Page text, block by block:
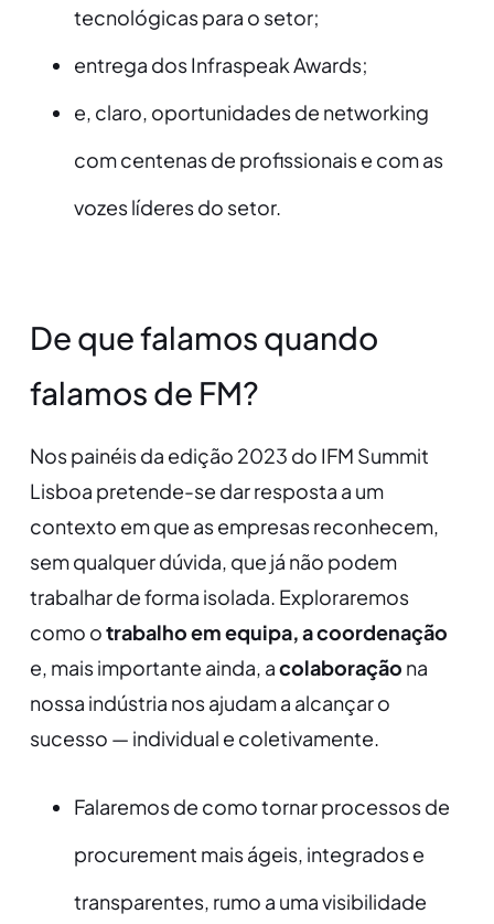
tecnológicas para o setor;
entrega dos Infraspeak Awards;
e, claro, oportunidades de networking
com centenas de profissionais e com as
vozes líderes do setor.
De que falamos quando
falamos de FM?
Nos painéis da edição 2023 do IFM Summit
Lisboa pretende-se dar resposta a um
contexto em que as empresas reconhecem,
sem qualquer dúvida, que já não podem
trabalhar de forma isolada. Exploraremos
como otrabalho em equipa, a coordenação
e, mais importante ainda, acolaboração na
nossa indústria nos ajudam a alcançar o
sucesso — individual e coletivamente.
Falaremos de como tornar processos de
procurement mais ágeis, integrados e
transparentes, rumo a uma visibilidade